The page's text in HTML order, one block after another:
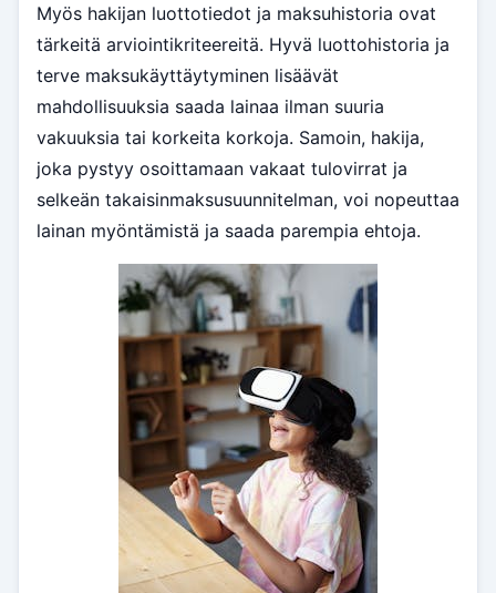
Myös hakijan luottotiedot ja maksuhistoria ovat
tärkeitä arviointikriteereitä. Hyvä luottohistoria ja
terve maksukäyttäytyminen lisäävät
mahdollisuuksia saada lainaa ilman suuria
vakuuksia tai korkeita korkoja. Samoin, hakija,
joka pystyy osoittamaan vakaat tulovirrat ja
selkeän takaisinmaksusuunnitelman, voi nopeuttaa
lainan myöntämistä ja saada parempia ehtoja.